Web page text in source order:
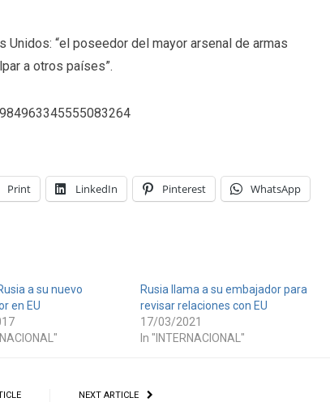
Unidos: “el poseedor del mayor arsenal de armas
a otros países”.
Print LinkedIn Pinterest WhatsApp
a su nuevo
en EU
Rusia llama a su embajador para
revisar relaciones con EU
17/03/2021
In "INTERNACIONAL"
NEXT ARTICLE